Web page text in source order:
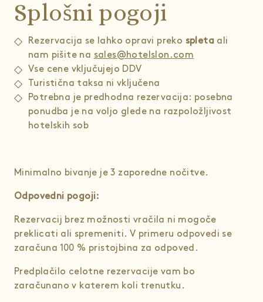
Splošni pogoji
Rezervacija se lahko opravi preko spleta ali
nam pišite na sales@hotelslon.com
Vse cene vključujejo DDV
Turistična taksa ni vključena
Potrebna je predhodna rezervacija: posebna
ponudba je na voljo glede na razpoložljivost
hotelskih sob
Minimalno bivanje je 3 zaporedne nočitve.
Odpovedni pogoji:
Rezervacij brez možnosti vračila ni mogoče
preklicati ali spremeniti. V primeru odpovedi se
zaračuna 100 % pristojbina za odpoved.
Predplačilo celotne rezervacije vam bo
zaračunano v katerem koli trenutku.